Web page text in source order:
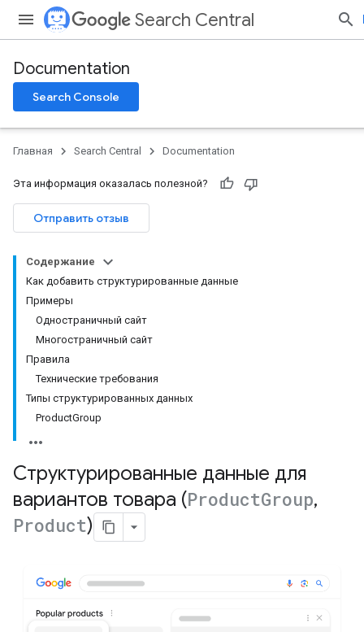
Search Central
Documentation
Search Console
Главная Search Central Documentation
Эта информация оказалась полезной?
Отправить отзыв
Содержание
Как добавить структурированные данные
Примеры
Одностраничный сайт
Многостраничный сайт
Правила
Технические требования
Типы структурированных данных
ProductGroup
Структурированные данные для
вариантов товара (ProductGroup,
Product)